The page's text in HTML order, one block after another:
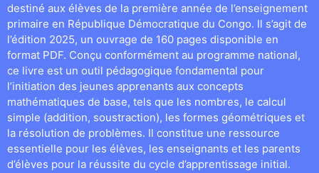
destiné aux élèves de la première année de l’enseignement
primaire en République Démocratique du Congo. Il s’agit de
l’édition 2025, un ouvrage de 160 pages disponible en
format PDF. Conçu conformément au programme national,
ce livre est un outil pédagogique fondamental pour
l’initiation des jeunes apprenants aux concepts
mathématiques de base, tels que les nombres, le calcul
simple (addition, soustraction), les formes géométriques et
la résolution de problèmes. Il constitue une ressource
essentielle pour les élèves, les enseignants et les parents
d’élèves pour la réussite du cycle d’apprentissage initial.